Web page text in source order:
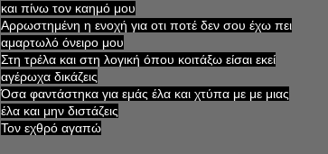
και πίνω τον καημό μου
Αρρωστημένη η ενοχή για οτι ποτέ δεν σου έχω πει
αμαρτωλό όνειρο μου
Στη τρέλα και στη λογική όπου κοιτάξω είσαι εκεί
αγέρωχα δικάζεις
Όσα φαντάστηκα για εμάς έλα και χτύπα με με μιας
έλα και μην διστάζεις
Τον εχθρό αγαπώ